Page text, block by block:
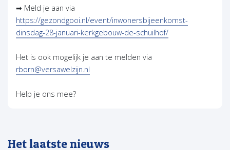
➡ Meld je aan via
https://gezondgooi.nl/event/inwonersbijeenkomst-
dinsdag-28-januari-kerkgebouw-de-schuilhof/
Het is ook mogelijk je aan te melden via
rborn@versawelzijn.nl
Help je ons mee?
Het laatste nieuws